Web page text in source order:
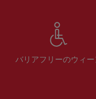
バリアフリーのウィー